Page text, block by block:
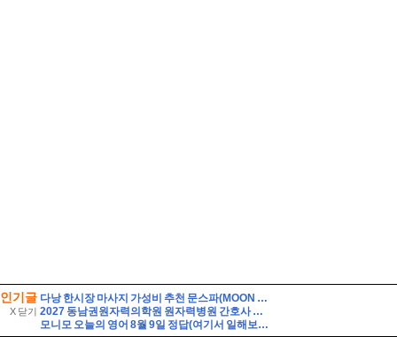
인기글
X 닫기
다낭 한시장 마사지 가성비 추천 문스파(MOON SPA)
2027 동남권원자력의학원 원자력병원 간호사 자소서 면접] 동남권원자력의학원 원자력병원 자소서 기반 면접 30문항과 모범답변, 임상 현장 및 면접 대비 필수 핵심용어 30선 - p
모니모 오늘의 영어 8월 9일 정답(여기서 일해보는 게 제 꿈이에요. 여기서 일하고 싶었어요. 승진하기를 바랍니다)